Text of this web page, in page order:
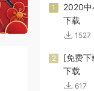
1
2020中
下载
1527
2
[免费下
下载
617